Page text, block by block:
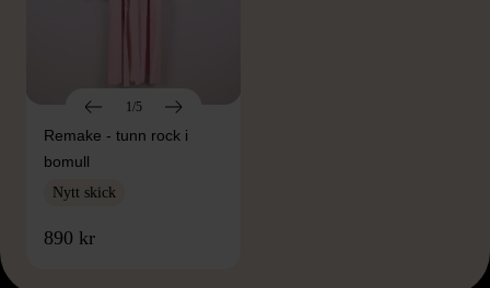
1/5
Remake - tunn rock i
bomull
Nytt skick
890 kr